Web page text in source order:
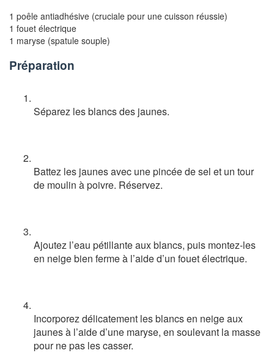
1 poêle antiadhésive (cruciale pour une cuisson réussie)
1 fouet électrique
1 maryse (spatule souple)
Préparation
Séparez les blancs des jaunes.
Battez les jaunes avec une pincée de sel et un tour
de moulin à poivre. Réservez.
Ajoutez l’eau pétillante aux blancs, puis montez-les
en neige bien ferme à l’aide d’un fouet électrique.
Incorporez délicatement les blancs en neige aux
jaunes à l’aide d’une maryse, en soulevant la masse
pour ne pas les casser.